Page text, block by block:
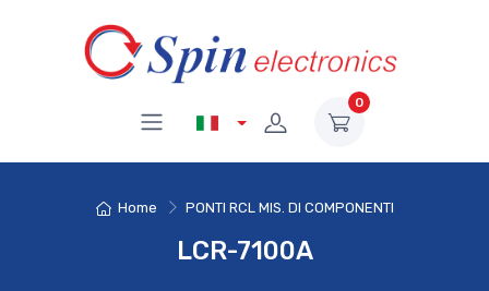
0
Home PONTI RCL MIS. DI COMPONENTI
LCR-7100A